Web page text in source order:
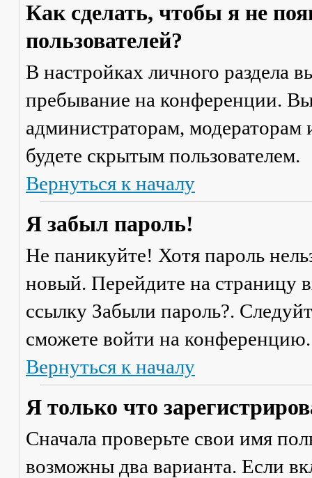
Как сделать, чтобы я не
пользователей?
В настройках личного раздела
пребывание на конференции.
администраторам,
будете скрытым пользователем.
Вернуться к началу
Я забыл пароль!
Не паникуйте! Хотя пароль
новый. Перейдите на страницу
ссылку Забыли пароль?.
сможете войти на конференцию.
Вернуться к началу
Я только что
Сначала проверьте свои имя
возможны два варианта. Если